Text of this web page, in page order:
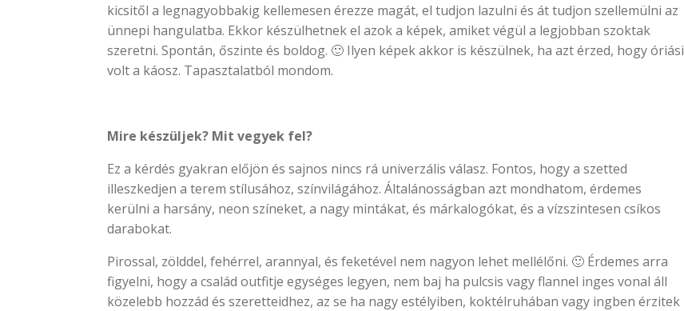
kicsitől a legnagyobbakig kellemesen érezze magát, el tudjon lazulni és át tudjon szellemülni az
ünnepi hangulatba. Ekkor készülhetnek el azok a képek, amiket végül a legjobban szoktak
szeretni. Spontán, őszinte és boldog. 🙂 Ilyen képek akkor is készülnek, ha azt érzed, hogy óriási
volt a káosz. Tapasztalatból mondom.
Mire készüljek? Mit vegyek fel?
Ez a kérdés gyakran előjön és sajnos nincs rá univerzális válasz. Fontos, hogy a szetted
illeszkedjen a terem stílusához, színvilágához. Általánosságban azt mondhatom, érdemes
kerülni a harsány, neon színeket, a nagy mintákat, és márkalogókat, és a vízszintesen csíkos
darabokat.
Pirossal, zölddel, fehérrel, arannyal, és feketével nem nagyon lehet mellélőni. 🙂 Érdemes arra
figyelni, hogy a család outfitje egységes legyen, nem baj ha pulcsis vagy flannel inges vonal áll
közelebb hozzád és szeretteidhez, az se ha nagy estélyiben, koktélruhában vagy ingben érzitek